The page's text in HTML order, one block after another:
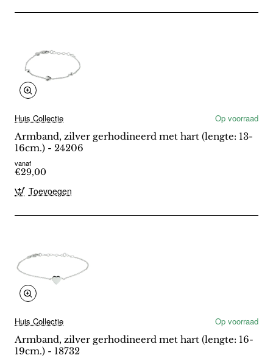
Huis Collectie
Op voorraad
Armband, zilver gerhodineerd met hart (lengte: 13-
16cm.) - 24206
vanaf
€29,00
Toevoegen
Huis Collectie
Op voorraad
Armband, zilver gerhodineerd met hart (lengte: 16-
19cm.) - 18732